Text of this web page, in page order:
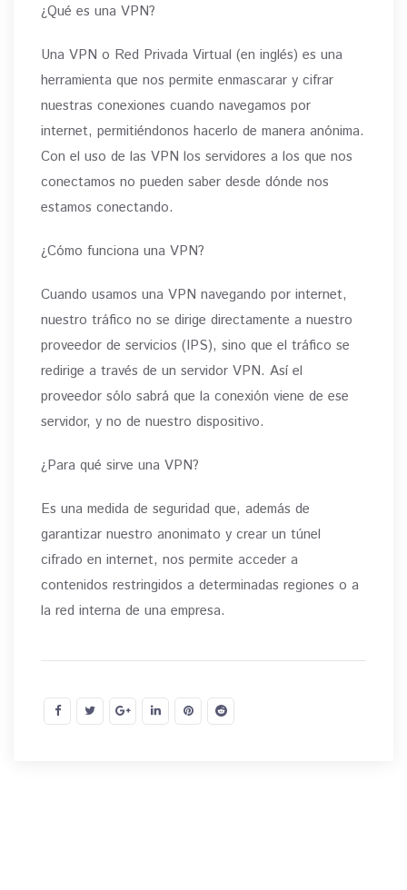
¿Qué es una VPN?
Una VPN o Red Privada Virtual (en inglés) es una
herramienta que nos permite enmascarar y cifrar
nuestras conexiones cuando navegamos por
internet, permitiéndonos hacerlo de manera anónima.
Con el uso de las VPN los servidores a los que nos
conectamos no pueden saber desde dónde nos
estamos conectando.
¿Cómo funciona una VPN?
Cuando usamos una VPN navegando por internet,
nuestro tráfico no se dirige directamente a nuestro
proveedor de servicios (IPS), sino que el tráfico se
redirige a través de un servidor VPN. Así el
proveedor sólo sabrá que la conexión viene de ese
servidor, y no de nuestro dispositivo.
¿Para qué sirve una VPN?
Es una medida de seguridad que, además de
garantizar nuestro anonimato y crear un túnel
cifrado en internet, nos permite acceder a
contenidos restringidos a determinadas regiones o a
la red interna de una empresa.